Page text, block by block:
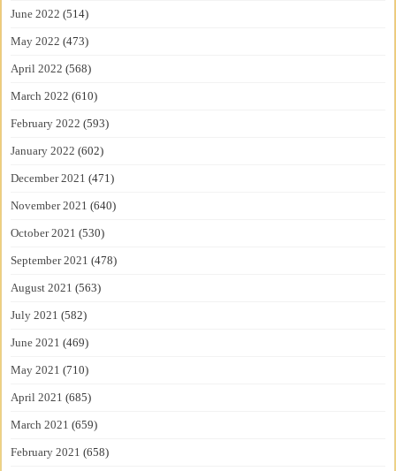
June 2022 (514)
May 2022 (473)
April 2022 (568)
March 2022 (610)
February 2022 (593)
January 2022 (602)
December 2021 (471)
November 2021 (640)
October 2021 (530)
September 2021 (478)
August 2021 (563)
July 2021 (582)
June 2021 (469)
May 2021 (710)
April 2021 (685)
March 2021 (659)
February 2021 (658)